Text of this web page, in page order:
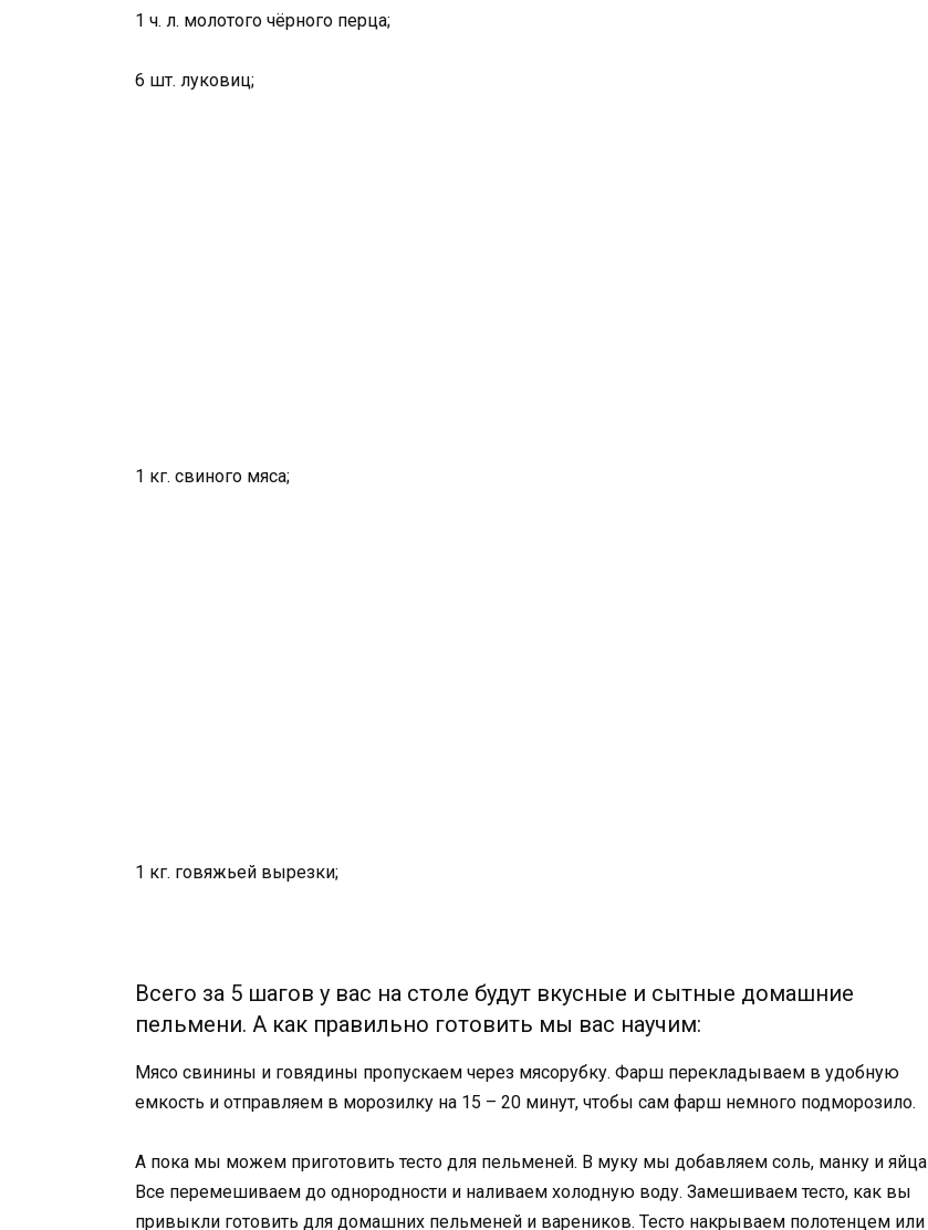
1 ч. л. молотого чёрного перца;
6 шт. луковиц;
1 кг. свиного мяса;
1 кг. говяжьей вырезки;
Всего за 5 шагов у вас на столе будут вкусные и сытные домашние
пельмени. А как правильно готовить мы вас научим:
Мясо свинины и говядины пропускаем через мясорубку. Фарш перекладываем в удобную
емкость и отправляем в морозилку на 15 – 20 минут, чтобы сам фарш немного подморозило.
А пока мы можем приготовить тесто для пельменей. В муку мы добавляем соль, манку и яйца
Все перемешиваем до однородности и наливаем холодную воду. Замешиваем тесто, как вы
привыкли готовить для домашних пельменей и вареников. Тесто накрываем полотенцем или